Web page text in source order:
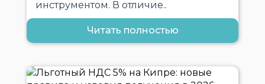
инструментом. В отличие..
Читать полностью